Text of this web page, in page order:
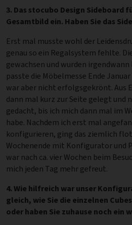
3. Das stocubo Design Sideboard
Gesamtbild ein. Haben Sie das
Erst mal musste wohl der
genau so ein Regalsystem fehlte.
gewachsen und wurden
passte die Möbelmesse Ende
war aber nicht erfolgsgekrönt. Aus
dann mal kurz zur Seite gelegt und
gedacht, bis ich mich dann mal im
habe. Nachdem ich erst mal
konfigurieren, ging das ziemlich
Wochenende mit Konfigurator und
war nach ca. vier Wochen beim
mich jeden Tag mehr gefreut.
4. Wie hilfreich war unser
gleich, wie Sie die einzelnen
oder haben Sie zuhause noch ein